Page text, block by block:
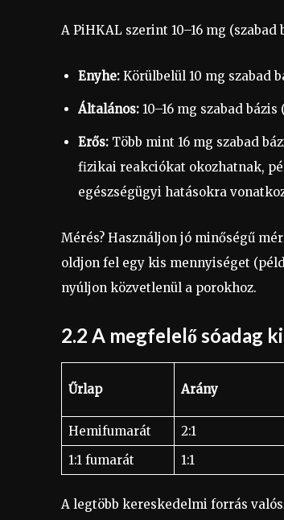
A PiHKAL szerint 10–16 mg
Enyhe: Körülbelül 10 mg szabad
Általános: 10–16 mg szabad bázis
Erős: Több mint 16 mg szabad
fizikai reakciókat okozhatnak,
egészségügyi hatásokra
Mérés? Használjon jó minőségű
oldjon fel egy kis mennyiséget
nyúljon közvetlenül a porokhoz.
2.2 A megfelelő sóadag
Űrlap Arány
Hemifumarát
2:1
1:1 fumarát
1:1
A legtöbb kereskedelmi forrás